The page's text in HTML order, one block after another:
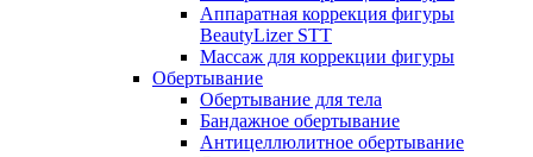
Аппаратная коррекция фигуры
BeautyLizer STT
Массаж для коррекции фигуры
Обертывание
Обертывание для тела
Бандажное обертывание
Антицеллюлитное обертывание